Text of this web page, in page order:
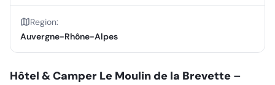
Region:
Auvergne-Rhône-Alpes
Hôtel & Camper Le Moulin de la Brevette –